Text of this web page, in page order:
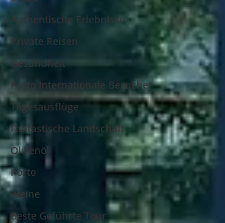
Authentische Erlebnisse
Private Reisen
Gesundheit
Porto Internationale Besucher
Tagesausflüge
Fantastische Landschaft
Olivenöl
Porto
Weine
Beste Geführte Tour